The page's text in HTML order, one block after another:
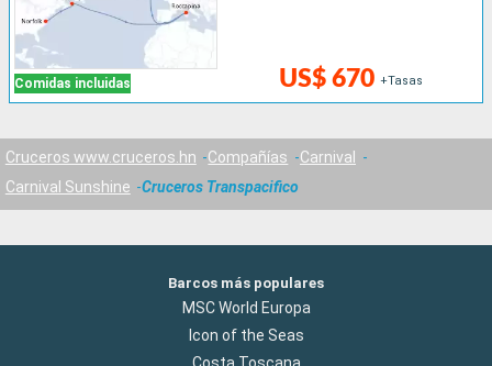
Comidas incluidas US$ 670 +Tasas
Cruceros www.cruceros.hn Compañías
Carnival
Carnival Sunshine
Cruceros Transpacifico
Barcos más populares
MSC World Europa
Icon of the Seas